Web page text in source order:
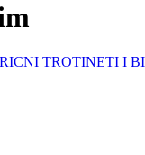
TROTINETI I